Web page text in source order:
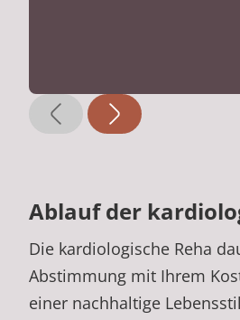
Ablauf der
Die kardiologische Reha
Abstimmung mit Ihrem
einer nachhaltige